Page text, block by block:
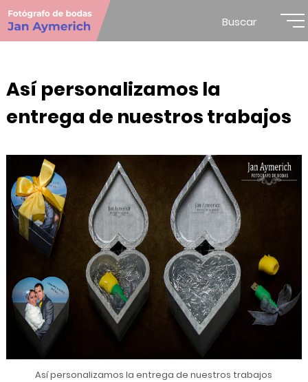
Buscar
Así personalizamos la
entrega de nuestros trabajos
Así personalizamos la entrega de nuestros trabajos